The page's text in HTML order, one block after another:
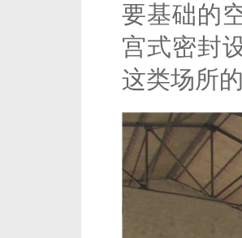
要基础的
宫式密封
这类场所